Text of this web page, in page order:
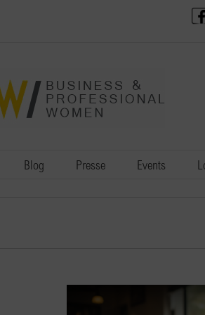
Blog Presse Events